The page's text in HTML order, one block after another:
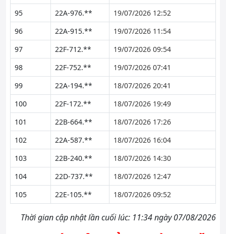
95
22A-976.**
19/07/2026 12:52
96
22A-915.**
19/07/2026 11:54
97
22F-712.**
19/07/2026 09:54
98
22F-752.**
19/07/2026 07:41
99
22A-194.**
18/07/2026 20:41
100
22F-172.**
18/07/2026 19:49
101
22B-664.**
18/07/2026 17:26
102
22A-587.**
18/07/2026 16:04
103
22B-240.**
18/07/2026 14:30
104
22D-737.**
18/07/2026 12:47
105
22E-105.** 18/07/2026 09:52
Thời gian cập nhật lần cuối lúc: 11:34 ngày 07/08/2026